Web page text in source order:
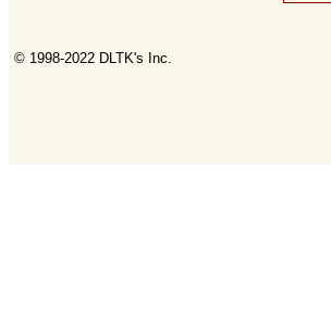
© 1998-2022 DLTK's Inc.